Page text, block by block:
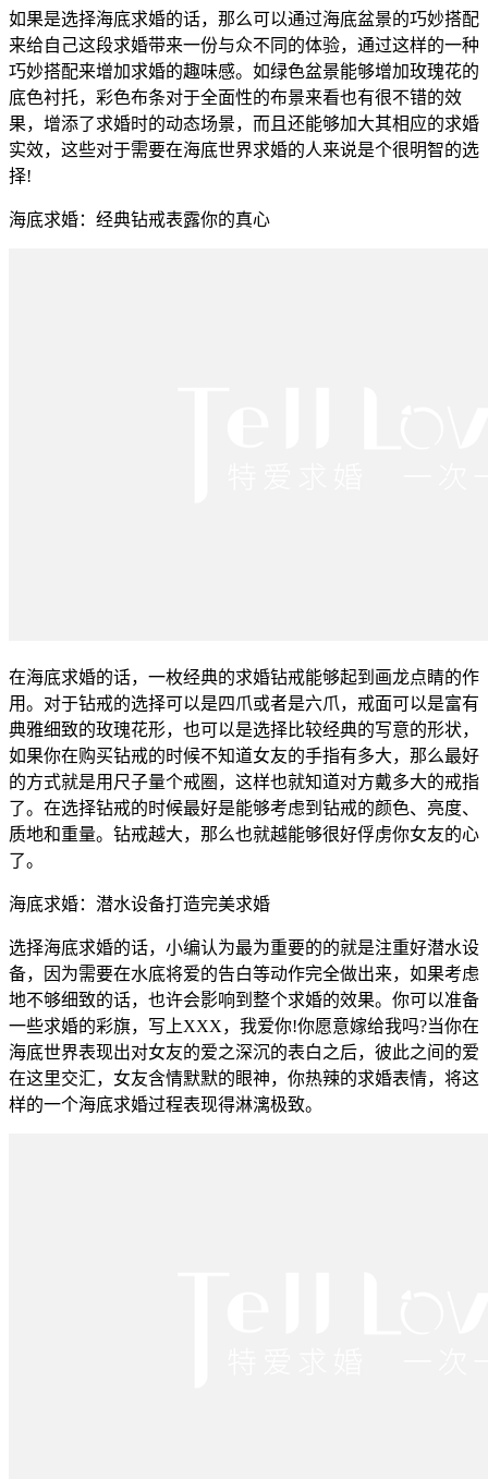
如果是选择海底求婚的话，那么可以通过海底盆景的巧妙搭配
来给自己这段求婚带来一份与众不同的体验，通过这样的一种
巧妙搭配来增加求婚的趣味感。如绿色盆景能够增加玫瑰花的
底色衬托，彩色布条对于全面性的布景来看也有很不错的效
果，增添了求婚时的动态场景，而且还能够加大其相应的求婚
实效，这些对于需要在海底世界求婚的人来说是个很明智的选
择!
海底求婚：经典钻戒表露你的真心
在海底求婚的话，一枚经典的求婚钻戒能够起到画龙点睛的作
用。对于钻戒的选择可以是四爪或者是六爪，戒面可以是富有
典雅细致的玫瑰花形，也可以是选择比较经典的写意的形状，
如果你在购买钻戒的时候不知道女友的手指有多大，那么最好
的方式就是用尺子量个戒圈，这样也就知道对方戴多大的戒指
了。在选择钻戒的时候最好是能够考虑到钻戒的颜色、亮度、
质地和重量。钻戒越大，那么也就越能够很好俘虏你女友的心
了。
海底求婚：潜水设备打造完美求婚
选择海底求婚的话，小编认为最为重要的的就是注重好潜水设
备，因为需要在水底将爱的告白等动作完全做出来，如果考虑
地不够细致的话，也许会影响到整个求婚的效果。你可以准备
一些求婚的彩旗，写上XXX，我爱你!你愿意嫁给我吗?当你在
海底世界表现出对女友的爱之深沉的表白之后，彼此之间的爱
在这里交汇，女友含情默默的眼神，你热辣的求婚表情，将这
样的一个海底求婚过程表现得淋漓极致。